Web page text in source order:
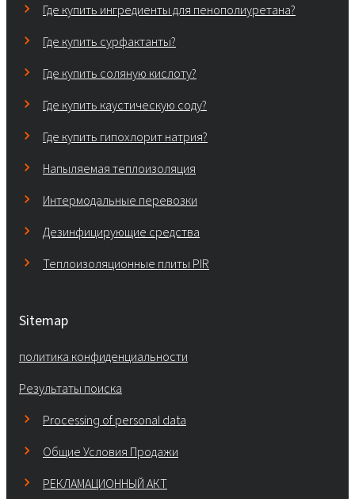
Где купить ингредиенты для пенополиуретана?
Где купить сурфактанты?
Где купить соляную кислоту?
Где купить каустическую соду?
Где купить гипохлорит натрия?
Напыляемая теплоизоляция
Интермодальные перевозки
Дезинфицирующие средства
Теплоизоляционные плиты PIR
Sitemap
политика конфиденциальности
Результаты поиска
Processing of personal data
Общие Условия Продажи
РЕКЛАМАЦИОННЫЙ АКТ